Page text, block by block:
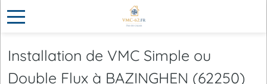
Installation de VMC Simple ou
Double Flux à BAZINGHEN (62250)